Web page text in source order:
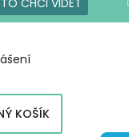
TO CHCI VIDĚT
KOŠÍK